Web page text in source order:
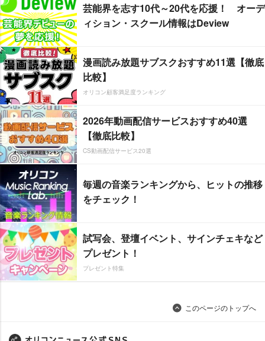
芸能界を志す10代～20代を応援！ オーデ
ィション・スクール情報はDeview
漫画読み放題サブスクおすすめ11選【徹底
比較】
オリコン顧客満足度ランキング
2026年動画配信サービスおすすめ40選
【徹底比較】
CS動画配信サービス20選
毎週の音楽ランキングから、ヒットの推移
をチェック！
試写会、登壇イベント、サインチェキなど
プレゼント！
プレゼント特集
このページのトップへ